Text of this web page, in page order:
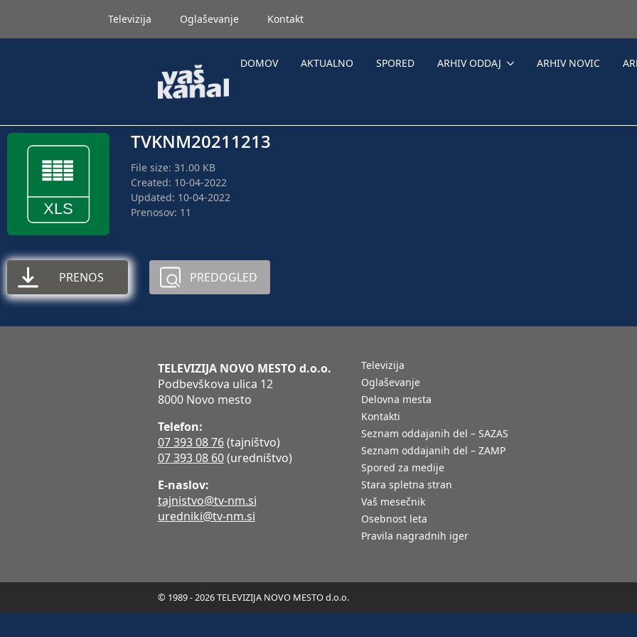
Televizija Oglaševanje Kontakt
DOMOV AKTUALNO SPORED ARHIV ODDAJ ARHIV NOVIC
TVKNM20211213
File size: 31.00 KB
Created: 10-04-2022
Updated: 10-04-2022
Prenosov: 11
PRENOS PREDOGLED
TELEVIZIJA NOVO MESTO d.o.o.
Podbevškova ulica 12
8000 Novo mesto
Telefon:
07 393 08 76(tajništvo)
07 393 08 60(uredništvo)
E-naslov:
tajnistvo@tv-nm.si
uredniki@tv-nm.si
Televizija
Oglaševanje
Delovna mesta
Kontakti
Seznam oddajanih del – SAZAS
Seznam oddajanih del – ZAMP
Spored za medije
Stara spletna stran
Vaš mesečnik
Osebnost leta
Pravila nagradnih iger
© 1989 - 2026 TELEVIZIJA NOVO MESTO d.o.o.